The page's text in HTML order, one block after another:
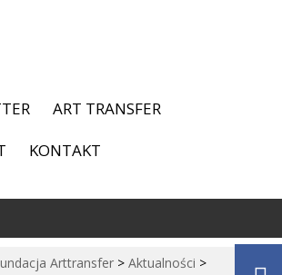
ART TRANSFER
KONTAKT
Arttransfer >Aktualności >